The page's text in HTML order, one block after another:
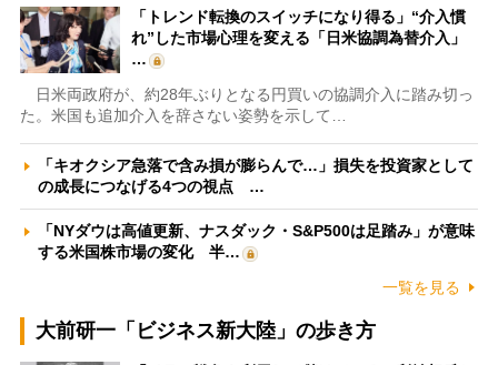
「トレンド転換のスイッチになり得る」“介入慣
れ”した市場心理を変える「日米協調為替介入」
…
日米両政府が、約28年ぶりとなる円買いの協調介入に踏み切っ
た。米国も追加介入を辞さない姿勢を示して…
「キオクシア急落で含み損が膨らんで…」損失を投資家として
の成長につなげる4つの視点 …
「NYダウは高値更新、ナスダック・S&P500は足踏み」が意味
する米国株市場の変化 半…
一覧を見る
大前研一「ビジネス新大陸」の歩き方